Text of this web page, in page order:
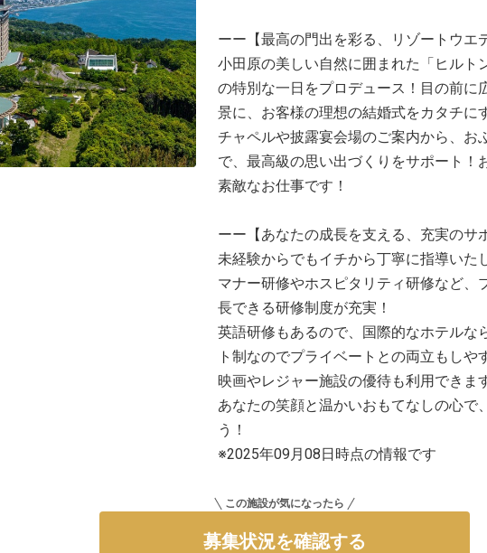
ーー【最高の門出を彩る、リゾートウエ
小田原の美しい自然に囲まれた「ヒルト
の特別な一日をプロデュース！目の前に
景に、お客様の理想の結婚式をカタチに
チャペルや披露宴会場のご案内から、お
で、最高級の思い出づくりをサポート
素敵なお仕事です！
ーー【あなたの成長を支える、充実のサ
未経験からでもイチから丁寧に指導いた
マナー研修やホスピタリティ研修など
長できる研修制度が充実！
英語研修もあるので、国際的なホテルな
ト制なのでプライベートとの両立もし
映画やレジャー施設の優待も利用できま
あなたの笑顔と温かいおもてなしの心
う！
※2025年09月08日時点の情報です
この施設が気になったら
募集状況を確認する